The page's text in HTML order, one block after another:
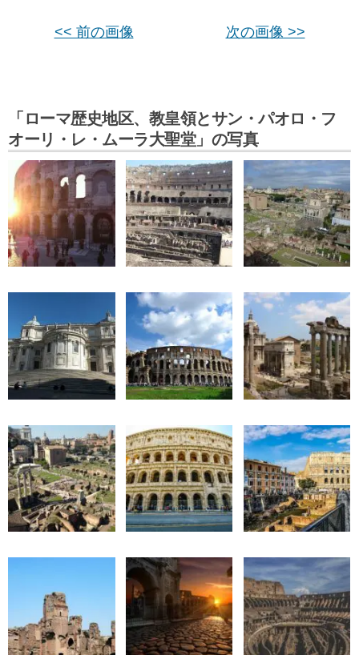
<< 前の画像 次の画像 >>
「ローマ歴史地区、教皇領とサン・パオロ・フ
オーリ・レ・ムーラ大聖堂」の写真